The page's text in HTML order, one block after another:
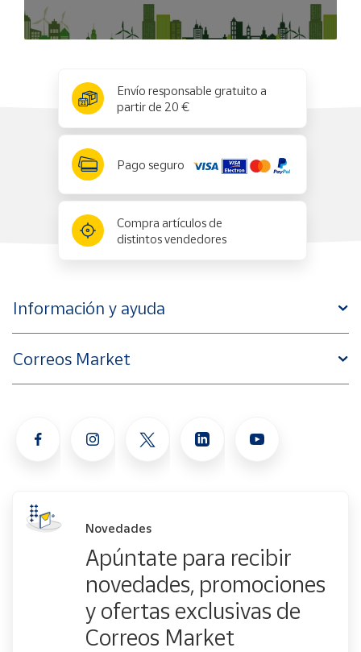
Envío responsable gratuito a
partir de 20 €
Pago seguro
Compra artículos de
distintos vendedores
Información y ayuda
Correos Market
Novedades
Apúntate para recibir
novedades, promociones
y ofertas exclusivas de
Correos Market